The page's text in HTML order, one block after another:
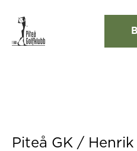
Piteå GK /